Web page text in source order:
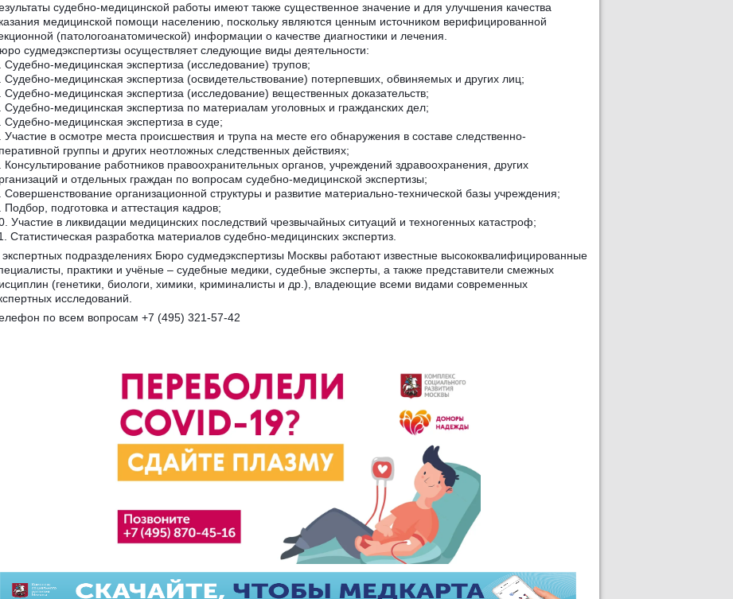
судебно-медицинской работы имеют также существенное значение и для улучшения качества
медицинской помощи населению, поскольку являются ценным источником верифицированной
(патологоанатомической) информации о качестве диагностики и лечения.
судмедэкспертизы осуществляет следующие виды деятельности:
Судебно-медицинская экспертиза (исследование) трупов;
Судебно-медицинская экспертиза (освидетельствование) потерпевших, обвиняемых и других лиц;
Судебно-медицинская экспертиза (исследование) вещественных доказательств;
Судебно-медицинская экспертиза по материалам уголовных и гражданских дел;
Судебно-медицинская экспертиза в суде;
Участие в осмотре места происшествия и трупа на месте его обнаружения в составе следственно-
группы и других неотложных следственных действиях;
Консультирование работников правоохранительных органов, учреждений здравоохранения, других
и отдельных граждан по вопросам судебно-медицинской экспертизы;
Совершенствование организационной структуры и развитие материально-технической базы учреждения;
Подбор, подготовка и аттестация кадров;
Участие в ликвидации медицинских последствий чрезвычайных ситуаций и техногенных катастроф;
Статистическая разработка материалов судебно-медицинских экспертиз.
экспертных подразделениях Бюро судмедэкспертизы Москвы работают известные высококвалифицированные
практики и учёные – судебные медики, судебные эксперты, а также представители смежных
(генетики, биологи, химики, криминалисты и др.), владеющие всеми видами современных
исследований.
по всем вопросам +7 (495) 321-57-42